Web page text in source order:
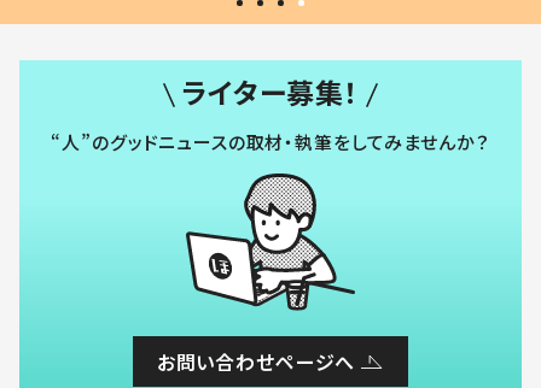
ライター募集！
“人”のグッドニュースの取材・執筆をしてみませんか？
お問い合わせページへ